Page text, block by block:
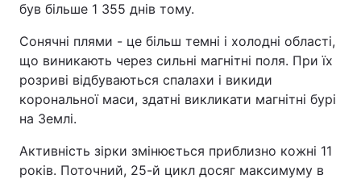
був більше 1 355 днів тому.
Сонячні плями - це більш темні і холодні області,
що виникають через сильні магнітні поля. При їх
розриві відбуваються спалахи і викиди
корональної маси, здатні викликати магнітні бурі
на Землі.
Активність зірки змінюється приблизно кожні 11
років. Поточний, 25-й цикл досяг максимуму в